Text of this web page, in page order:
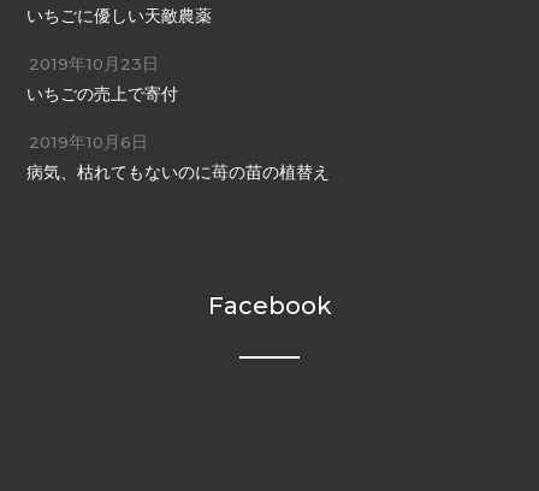
いちごに優しい天敵農薬
2019年10月23日
いちごの売上で寄付
2019年10月6日
病気、枯れてもないのに苺の苗の植替え
Facebook